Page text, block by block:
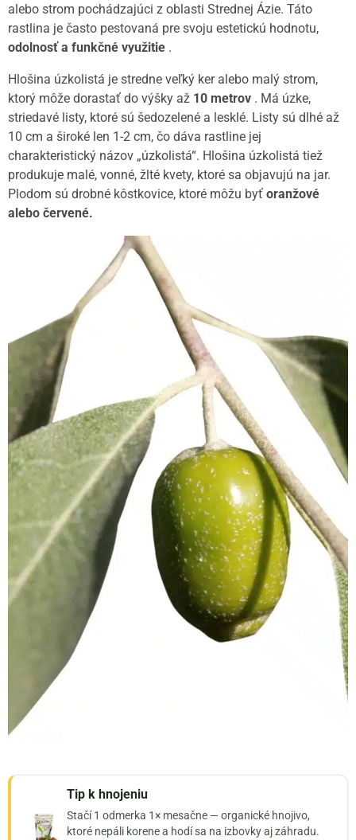
alebo strom pochádzajúci z oblasti Strednej Ázie. Táto
rastlina je často pestovaná pre svoju estetickú hodnotu,
odolnosť a funkčné využitie .
Hlošina úzkolistá je stredne veľký ker alebo malý strom,
ktorý môže dorastať do výšky až 10 metrov . Má úzke,
striedavé listy, ktoré sú šedozelené a lesklé. Listy sú dlhé až
10 cm a široké len 1-2 cm, čo dáva rastline jej
charakteristický názov „úzkolistá“. Hlošina úzkolistá tiež
produkuje malé, vonné, žlté kvety, ktoré sa objavujú na jar.
Plodom sú drobné kôstkovice, ktoré môžu byť oranžové
alebo červené.
Tip k hnojeniu
Stačí 1 odmerka 1× mesačne — organické hnojivo,
ktoré nepáli korene a hodí sa na izbovky aj záhradu.